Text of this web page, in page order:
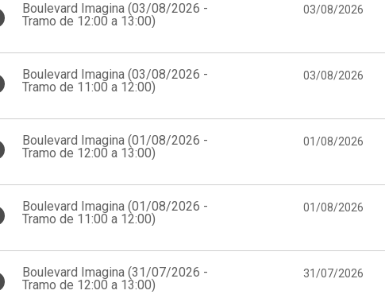
Boulevard Imagina (03/08/2026 -
Tramo de 12:00 a 13:00)
03/08/2026
Boulevard Imagina (03/08/2026 -
Tramo de 11:00 a 12:00)
03/08/2026
Boulevard Imagina (01/08/2026 -
Tramo de 12:00 a 13:00)
01/08/2026
Boulevard Imagina (01/08/2026 -
Tramo de 11:00 a 12:00)
01/08/2026
Boulevard Imagina (31/07/2026 -
Tramo de 12:00 a 13:00)
31/07/2026